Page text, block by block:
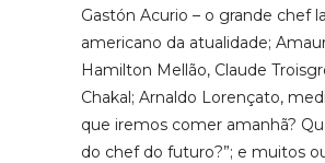
Gastón Acurio – o grande chef
americano da atualidade;
Hamilton Mellão, Claude
Chakal; Arnaldo Lorençato,
que iremos comer amanhã?
do chef do futuro?”; e muitos